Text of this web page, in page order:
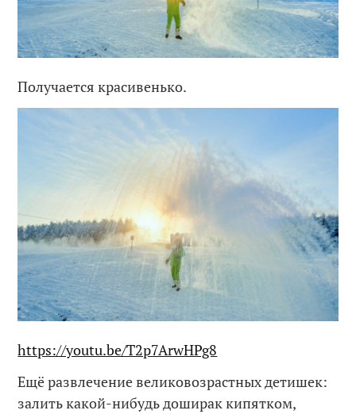
Получается красивенько.
https://youtu.be/T2p7ArwHPg8
Ещё развлечение великовозрастных детишек:
залить какой-нибудь доширак кипятком,